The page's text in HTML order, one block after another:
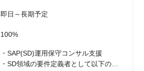
即日～長期予定
100%
・SAP(SD)運用保守コンサル支援
・SD領域の要件定義者として以下の業